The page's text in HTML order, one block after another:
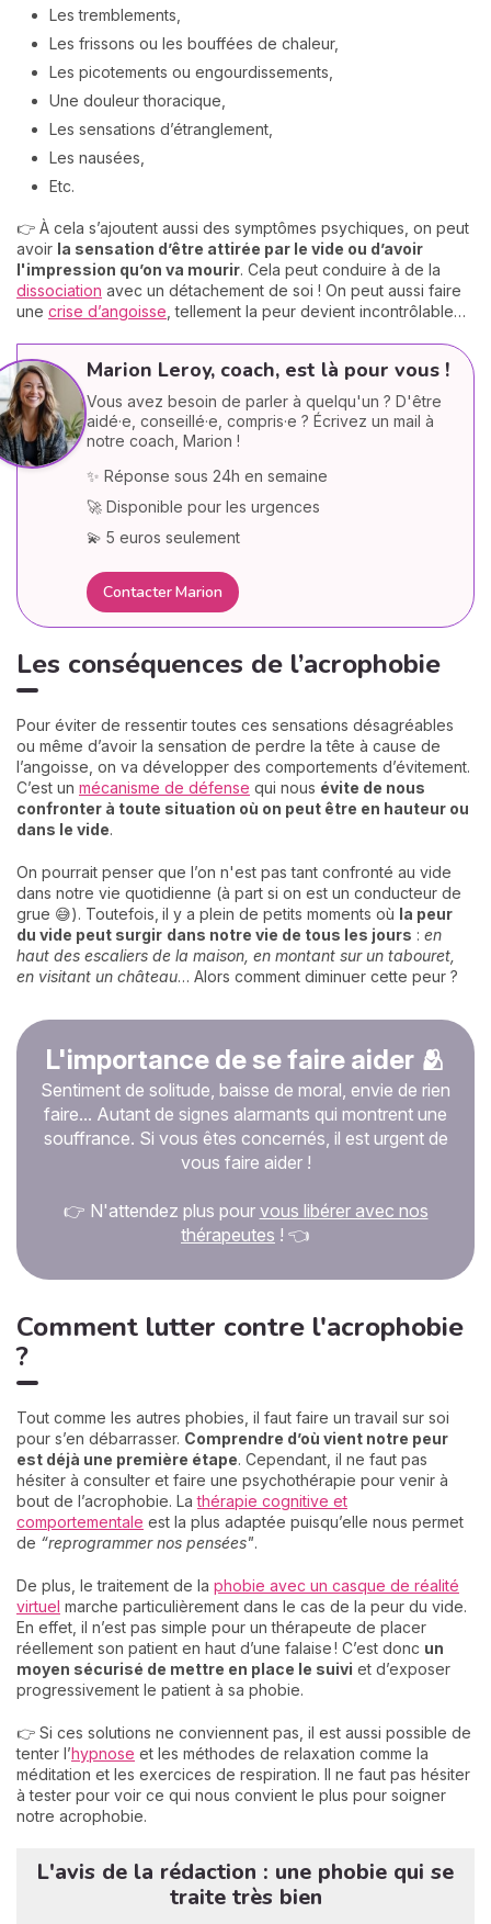
Les tremblements,
Les frissons ou les bouffées de chaleur,
Les picotements ou engourdissements,
Une douleur thoracique,
Les sensations d’étranglement,
Les nausées,
Etc.
👉 À cela s’ajoutent aussi des symptômes psychiques, on peut
avoir la sensation d’être attirée par le vide ou d’avoir
l'impression qu’on va mourir. Cela peut conduire à de la
dissociation avec un détachement de soi ! On peut aussi faire
une crise d’angoisse , tellement la peur devient incontrôlable…
Marion Leroy, coach, est là pour vous !
Vous avez besoin de parler à quelqu'un ? D'être
aidé·e, conseillé·e, compris·e ? Écrivez un mail à
notre coach, Marion !
✨ Réponse sous 24h en semaine
🚀 Disponible pour les urgences
💫 5 euros seulement
Contacter Marion
Les conséquences de l’acrophobie
Pour éviter de ressentir toutes ces sensations désagréables
ou même d’avoir la sensation de perdre la tête à cause de
l’angoisse, on va développer des comportements d’évitement.
C’est un mécanisme de défense qui nous évite de nous
confronter à toute situation où on peut être en hauteur ou
dans le vide.
On pourrait penser que l’on n'est pas tant confronté au vide
dans notre vie quotidienne (à part si on est un conducteur de
grue 😅). Toutefois, il y a plein de petits moments où la peur
du vide peut surgir dans notre vie de tous les jours : en
haut des escaliers de la maison, en montant sur un tabouret,
en visitant un château… Alors comment diminuer cette peur ?
L'importance de se faire aider 🫂
Sentiment de solitude, baisse de moral, envie de rien
faire... Autant de signes alarmants qui montrent une
souffrance. Si vous êtes concernés, il est urgent de
vous faire aider !
👉 N'attendez plus pour vous libérer avec nos
thérapeutes ! 👈
Comment lutter contre l'acrophobie
?
Tout comme les autres phobies, il faut faire un travail sur soi
pour s’en débarrasser. Comprendre d’où vient notre peur
est déjà une première étape. Cependant, il ne faut pas
hésiter à consulter et faire une psychothérapie pour venir à
bout de l’acrophobie. Lathérapie cognitive et
comportementale est la plus adaptée puisqu’elle nous permet
de “reprogrammer nos pensées".
De plus, le traitement de la phobie avec un casque de réalité
virtuel marche particulièrement dans le cas de la peur du vide.
En effet, il n’est pas simple pour un thérapeute de placer
réellement son patient en haut d’une falaise ! C’est donc un
moyen sécurisé de mettre en place le suivi et d’exposer
progressivement le patient à sa phobie.
👉 Si ces solutions ne conviennent pas, il est aussi possible de
tenter l’hypnose et les méthodes de relaxation comme la
méditation et les exercices de respiration. Il ne faut pas hésiter
à tester pour voir ce qui nous convient le plus pour soigner
notre acrophobie.
L'avis de la rédaction : une phobie qui se
traite très bien